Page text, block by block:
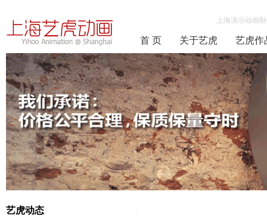
上海演示动画
首 页 关于艺虎 艺虎作
艺虎动态